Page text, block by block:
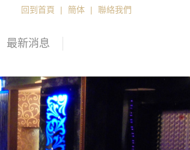
回到首頁 | 簡体 | 聯絡我們
最新消息